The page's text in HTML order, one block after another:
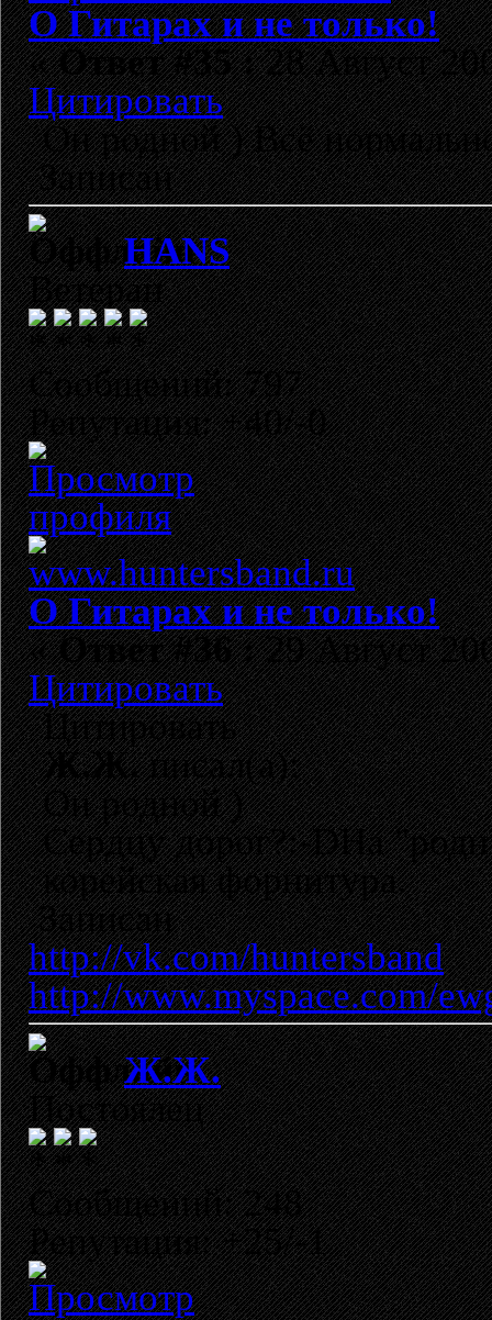
О Гитарах и не только!
«Ответ #35 :28 Август
Цитировать
Он родной ) Всё
Записан
HANS
Ветеран
Сообщений: 797
Репутация: +40/-0
О Гитарах и не только!
«Ответ #36 :29 Август
Цитировать
Цитировать
Ж.Ж.писал(а):
Он родной )
Сердцу дорог?:-DНа
корейская форнитура.
Записан
http://vk.com/huntersband
http://www.myspace.com/
Ж.Ж.
Постоялец
Сообщений: 248
Репутация: +25/-1